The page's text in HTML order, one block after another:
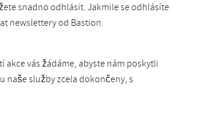
snadno odhlásit. Jakmile se odhlásíte
newslettery od Bastion.
vás žádáme, abyste nám poskytli
naše služby zcela dokončeny, s